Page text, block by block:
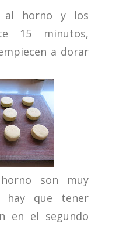
al horno y los
15 minutos,
a dorar
son muy
hay que tener
en el segundo